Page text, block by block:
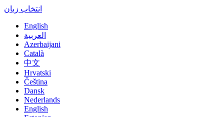
انتخاب زبان
English
العربية
Azerbaijani
Català
中文
Hrvatski
Čeština
Dansk
Nederlands
English